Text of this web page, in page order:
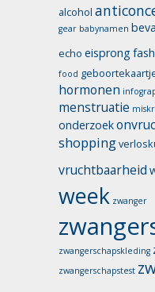
alcohol
gear babynamen
echo eisprong
food
hormonen
menstruatie
onderzoek
shopping
vruchtbaarheid
week zwanger
zwangerschapskleding
zwangerschapstest